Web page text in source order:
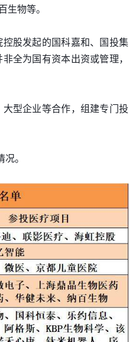
物等。
股发起的国科嘉和、国投集
全为国有资本出资或管理，
型企业等合作，组建专门投
。